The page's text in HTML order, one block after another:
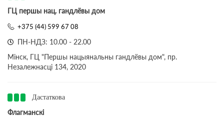
ГЦ першы нац. гандлёвы дом
+375 (44) 599 67 08
ПН-НДЗ: 10.00 - 22.00
Мінск, ГЦ "Першы нацыянальны гандлёвы дом", пр.
Незалежнасці 134, 2020
Дастаткова
Флагманскі